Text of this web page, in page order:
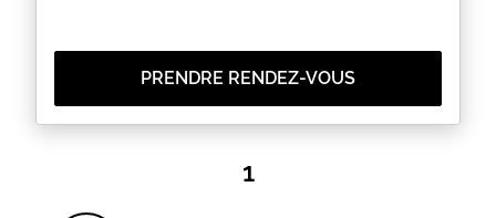
PRENDRE RENDEZ-VOUS
1